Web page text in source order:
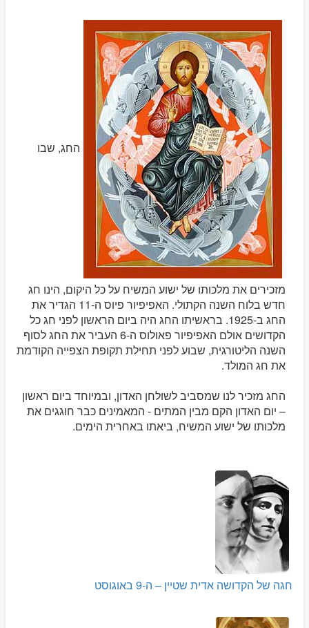
החג, שבו
מזכירים את מלכותו של ישוע המשיח על כל היקום, הינו חג
חדש בלוח השנה הקתולי. האפיפיור פיוס ה-11 הגדיר את
החג ב-1925. בראשיתו החג היה ביום הראשון לפני חג כל
הקדושים אולם האפיפיור פאולוס ה-6 העביר את החג לסוף
השנה הליטורגית, שבוע לפני תחילת תקופת הצפייה הקודמת
את חג המולד.
החג מזכיר לנו שמסביב לשולחן האדון, ובמיוחד ביום ראשון
– יום האדון הקם מבין המתים - המאמינים כבר חוגגים את
מלכותו של ישוע המשיח, ביאתו באחרית הימים.
חגה של הקדושה אדית שטיין – ה-9 באוגוסט